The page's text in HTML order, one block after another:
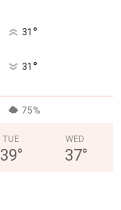
31 °
31 °
75%
TUE
39°
WED
37°